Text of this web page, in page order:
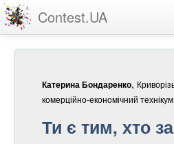
Contest.UA
Статистика
Про проект
Катерина Бондаренко,
комерційно-економічний технікум
Ти є тим, хто